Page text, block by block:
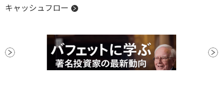
キャッシュフロー